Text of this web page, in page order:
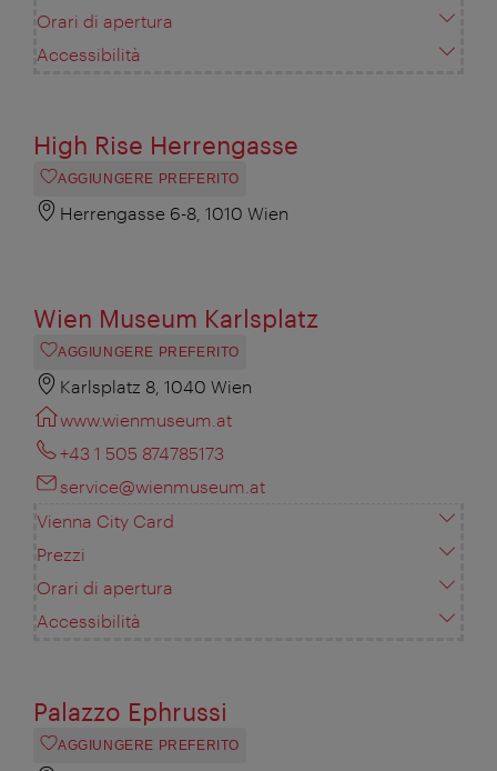
Orari di apertura
Accessibilità
High Rise Herrengasse
AGGIUNGERE PREFERITO
Herrengasse 6-8, 1010 Wien
Wien Museum Karlsplatz
AGGIUNGERE PREFERITO
Karlsplatz 8, 1040 Wien
www.wienmuseum.at
+43 1 505 874785173
service@wienmuseum.at
Vienna City Card
Prezzi
Orari di apertura
Accessibilità
Palazzo Ephrussi
AGGIUNGERE PREFERITO